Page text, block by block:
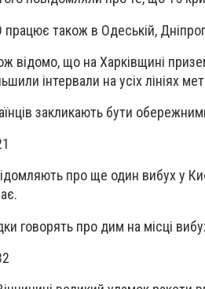
також в Одеській,
відомо, що на Харківщині
інтервали на усіх лініях
закликають бути
про ще один вибух у
говорять про дим на місці